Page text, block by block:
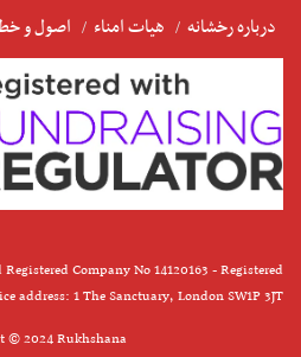
درباره رخشانه هیات امناء اصول و
Company No 14120163 - Registered
address: 1 The Sanctuary, London SW1P 3JT
© 2024 Rukhshana